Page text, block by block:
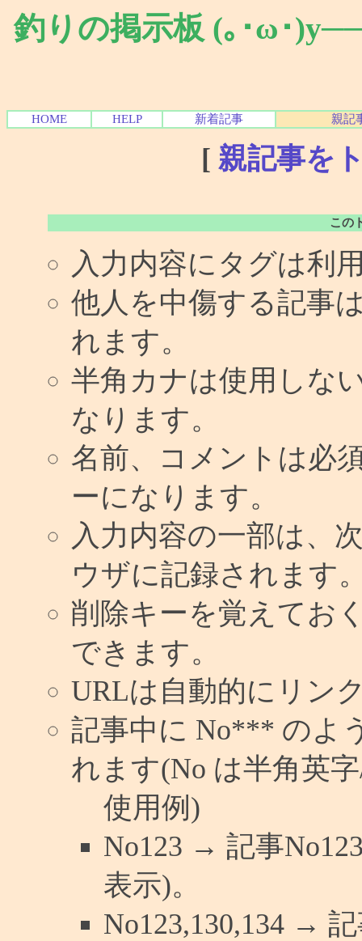
釣りの掲示板 (｡･ω･
HOME HELP 新着記事 親記
[ 親記事を
この
入力内容にタグは利
他人を中傷する記事
れます。
半角カナは使用しな
なります。
名前、コメントは必
ーになります。
入力内容の一部は、
ウザに記録されます
削除キーを覚えてお
できます。
URLは自動的にリン
記事中に No*** のよ
れます(No は半角英
使用例)
No123 → 記事
表示)。
No123,130,134 →